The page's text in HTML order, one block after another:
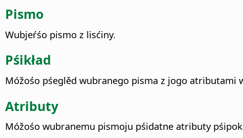
Pismo
Wubjeŕśo pismo z lisćiny.
Pśikład
Móžośo pśeglěd wubranego pisma z jogo atributami
Atributy
Móžośo wubranemu pismoju pśidatne atributy